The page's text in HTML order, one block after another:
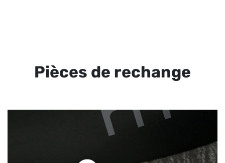
Pièces de rechange